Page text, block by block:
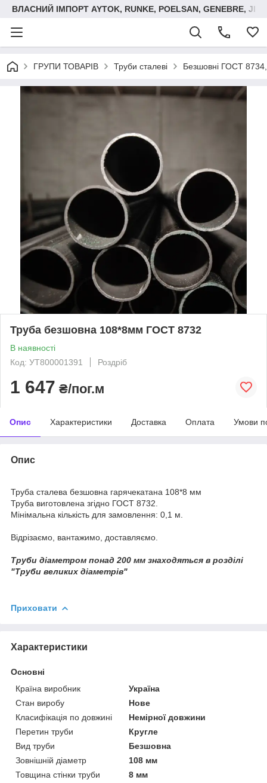
ВЛАСНИЙ ІМПОРТ AYTOK, RUNKE, POELSAN, GENEBRE,
ГРУПИ ТОВАРІВ Труби сталеві Безшовні ГОСТ
Труба безшовна 108*8мм ГОСТ 8732
В наявності
Код: УТ800001391
Роздріб
1 647 ₴/пог.м
Опис Характеристики Доставка Оплата Умови
Опис
Труба сталева безшовна гарячекатана 108*8 мм
Труба виготовлена згідно ГОСТ 8732.
Мінімальна кількість для замовлення: 0,1 м.
Відрізаємо, вантажимо, доставляємо.
Труби діаметром понад 200 мм знаходяться в розділі
"Труби великих діаметрів"
Приховати
Характеристики
Основні
Країна виробник
Україна
Стан виробу
Нове
Класифікація по довжині
Немірної довжини
Перетин труби
Кругле
Вид труби
Безшовна
Зовнішній діаметр
108 мм
Товщина стінки труби
8 мм